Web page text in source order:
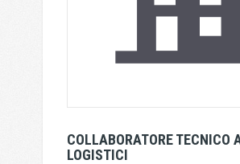
COLLABORATORE TECNICO
LOGISTICI